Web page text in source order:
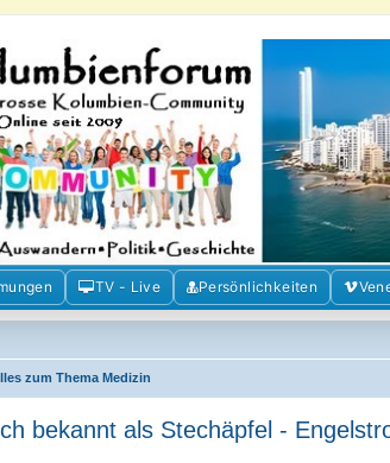
der Freunde Kolumbiens
Venezuela. Austausch, Erfahrungen und Gemeinschaft im
TV - Live Persönlichkeiten
zum Thema Medizin
bekannt als Stechäpfel -